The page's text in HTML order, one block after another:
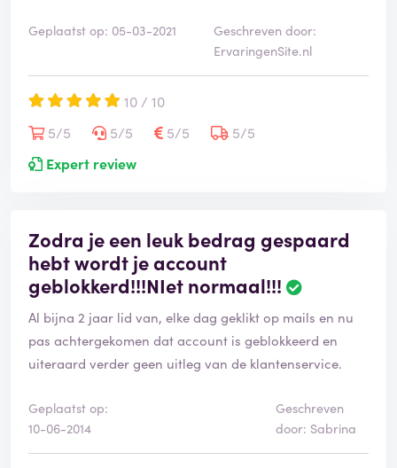
Geplaatst op: 05-03-2021
Geschreven door:
ErvaringenSite.nl
10 / 10
5/5
5/5 5/5
5/5
Expert review
Zodra je een leuk bedrag gespaard
hebt wordt je account
geblokkerd!!!NIet normaal!!!
Al bijna 2 jaar lid van, elke dag geklikt op mails en nu
pas achtergekomen dat account is geblokkeerd en
uiteraard verder geen uitleg van de klantenservice.
Geplaatst op:
10-06-2014
Geschreven
door: Sabrina